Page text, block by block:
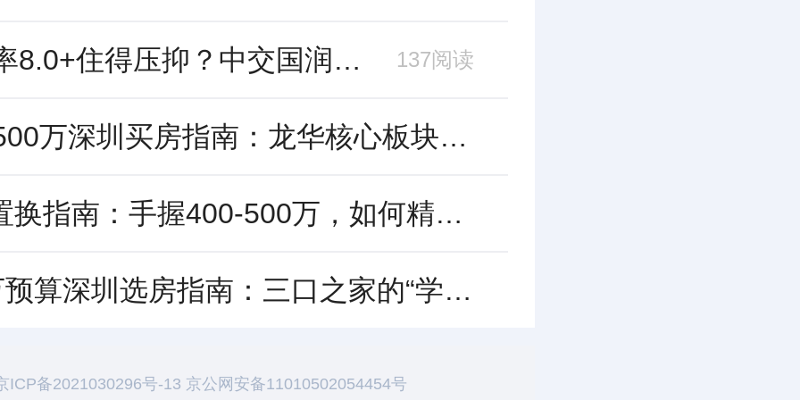
容积率8.0+住得压抑？中交国润华府用“高得房率”与“核心配套”重新定义舒适 137阅读
400-500万深圳买房指南：龙华核心板块性价比深度测评，中交国润华府凭何突围？
龙华置换指南：手握400-500万，如何精准锁定“高得房+强配套”的改善新盘？
500万预算深圳选房指南：三口之家的“学区+改善”最优解，这份榜单请收好
ICP备2021030296号-13 京公网安备11010502054454号